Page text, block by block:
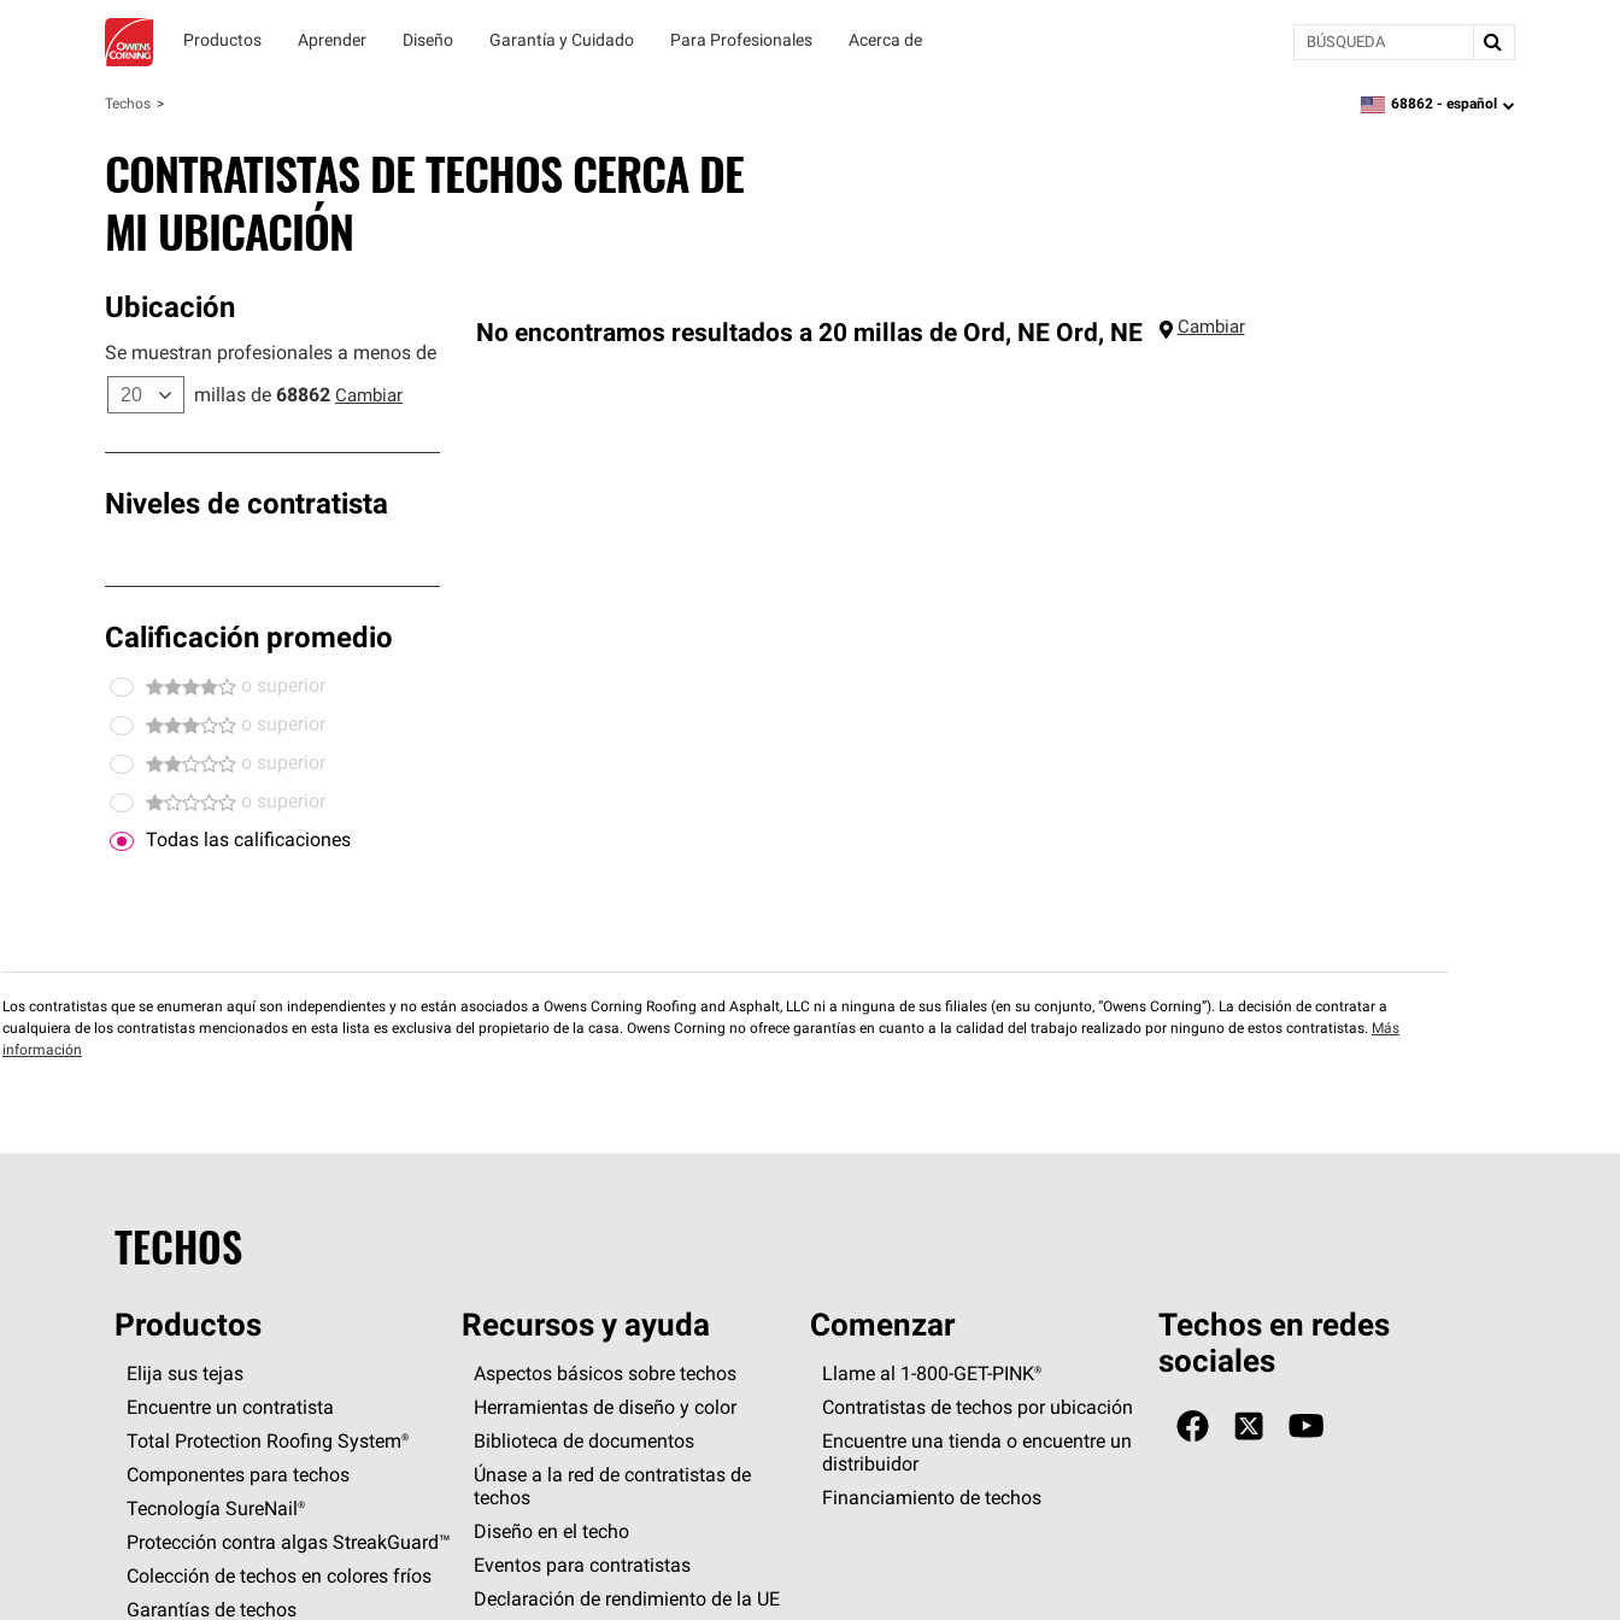
Productos Aprender Diseño Garantía y Cuidado Para Profesionales Acerca de BÚSQUEDA
Techos zipcode,language
68862 - español
CONTRATISTAS DE TECHOS CERCA DE
MI UBICACIÓN
Ubicación
Se muestran profesionales a menos de
millas de 68862 Cambiar
Niveles de contratista
Calificación promedio
o superior
o superior
o superior
o superior
Todas las calificaciones
No encontramos resultados a 20 millas de Ord, NE Ord , NE Cambiar
Los contratistas que se enumeran aquí son independientes y no están asociados a Owens Corning Roofing and Asphalt, LLC ni a ninguna de sus filiales (en su conjunto, “Owens Corning”). La decisión de contratar a
cualquiera de los contratistas mencionados en esta lista es exclusiva del propietario de la casa. Owens Corning no ofrece garantías en cuanto a la calidad del trabajo realizado por ninguno de estos contratistas. Más
información
TECHOS
Productos
Elija sus tejas
Encuentre un contratista
Total Protection Roofing System®
Componentes para techos
Tecnología SureNail®
Protección contra algas StreakGuard™
Colección de techos en colores fríos
Garantías de techos
Recursos y ayuda
Aspectos básicos sobre techos
Herramientas de diseño y color
Biblioteca de documentos
Únase a la red de contratistas de
techos
Diseño en el techo
Eventos para contratistas
Declaración de rendimiento de la UE
Comenzar
Llame al 1-800-GET -PINK®
Contratistas de techos por ubicación
Encuentre una tienda o encuentre un
distribuidor
Financiamiento de techos
Techos en redes
sociales